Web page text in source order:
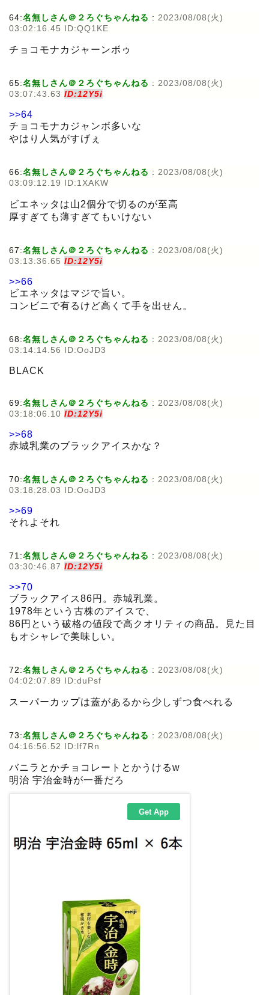
64:名無しさん＠２ろぐちゃんねる : 2023/08/08(火)
03:02:16.45 ID:QQ1KE
チョコモナカジャーンボゥ
65:名無しさん＠２ろぐちゃんねる : 2023/08/08(火)
03:07:43.63 ID:12Y5i
>>64
チョコモナカジャンボ多いな
やはり人気がすげぇ
66:名無しさん＠２ろぐちゃんねる : 2023/08/08(火)
03:09:12.19 ID:1XAKW
ビエネッタは山2個分で切るのが至高
厚すぎても薄すぎてもいけない
67:名無しさん＠２ろぐちゃんねる : 2023/08/08(火)
03:13:36.65 ID:12Y5i
>>66
ビエネッタはマジで旨い。
コンビニで有るけど高くて手を出せん。
68:名無しさん＠２ろぐちゃんねる : 2023/08/08(火)
03:14:14.56 ID:OoJD3
BLACK
69:名無しさん＠２ろぐちゃんねる : 2023/08/08(火)
03:18:06.10 ID:12Y5i
>>68
赤城乳業のブラックアイスかな？
70:名無しさん＠２ろぐちゃんねる : 2023/08/08(火)
03:18:28.03 ID:OoJD3
>>69
それよそれ
71:名無しさん＠２ろぐちゃんねる : 2023/08/08(火)
03:30:46.87 ID:12Y5i
>>70
ブラックアイス86円。赤城乳業。
1978年という古株のアイスで、
86円という破格の値段で高クオリティの商品。見た目
もオシャレで美味しい。
72:名無しさん＠２ろぐちゃんねる : 2023/08/08(火)
04:02:07.89 ID:duPsf
スーパーカップは蓋があるから少しずつ食べれる
73:名無しさん＠２ろぐちゃんねる : 2023/08/08(火)
04:16:56.52 ID:lf7Rn
バニラとかチョコレートとかうけるw
明治 宇治金時が一番だろ